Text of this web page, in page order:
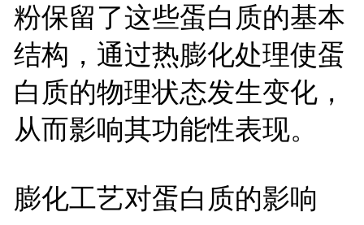
粉保留了这些蛋白质的基本
结构，通过热膨化处理使蛋
白质的物理状态发生变化，
从而影响其功能性表现。
膨化工艺对蛋白质的影响